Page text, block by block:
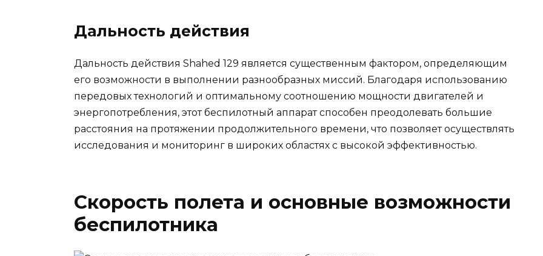
Дальность действия
Дальность действия Shahed 129 является существенным фактором, определяющим
его возможности в выполнении разнообразных миссий. Благодаря использованию
передовых технологий и оптимальному соотношению мощности двигателей и
энергопотребления, этот беспилотный аппарат способен преодолевать большие
расстояния на протяжении продолжительного времени, что позволяет осуществлять
исследования и мониторинг в широких областях с высокой эффективностью.
Скорость полета и основные возможности
беспилотника